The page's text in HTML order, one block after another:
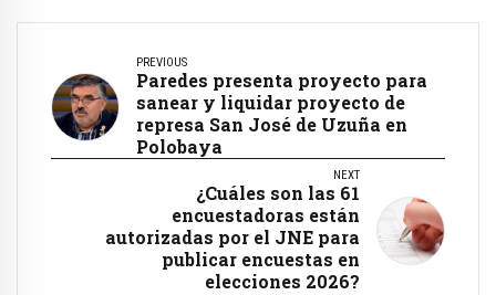
PREVIOUS
Paredes presenta proyecto para
sanear y liquidar proyecto de
represa San José de Uzuña en
Polobaya
NEXT
¿Cuáles son las 61
encuestadoras están
autorizadas por el JNE para
publicar encuestas en
elecciones 2026?